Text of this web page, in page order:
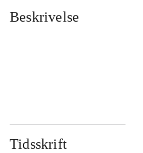
Beskrivelse
Tidsskrift